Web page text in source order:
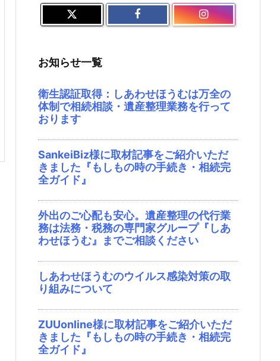
お知らせ一覧
衛生認証取得：しあわせほうむは万全の
体制で相続相談・遺産整理業務を行って
おります
SankeiBiz様に取材記事をご紹介いただ
きました『もしもの時の手続き・相続完
全ガイド』
外出のご心配も安心。遺産整理の代行業
務は法務・税務の専門家グループ『しあ
わせほうむ』までご相談ください
しあわせほうむのウイルス感染対策の取
り組みについて
ZUUonline様に取材記事をご紹介いただ
きました『もしもの時の手続き・相続完
全ガイド』